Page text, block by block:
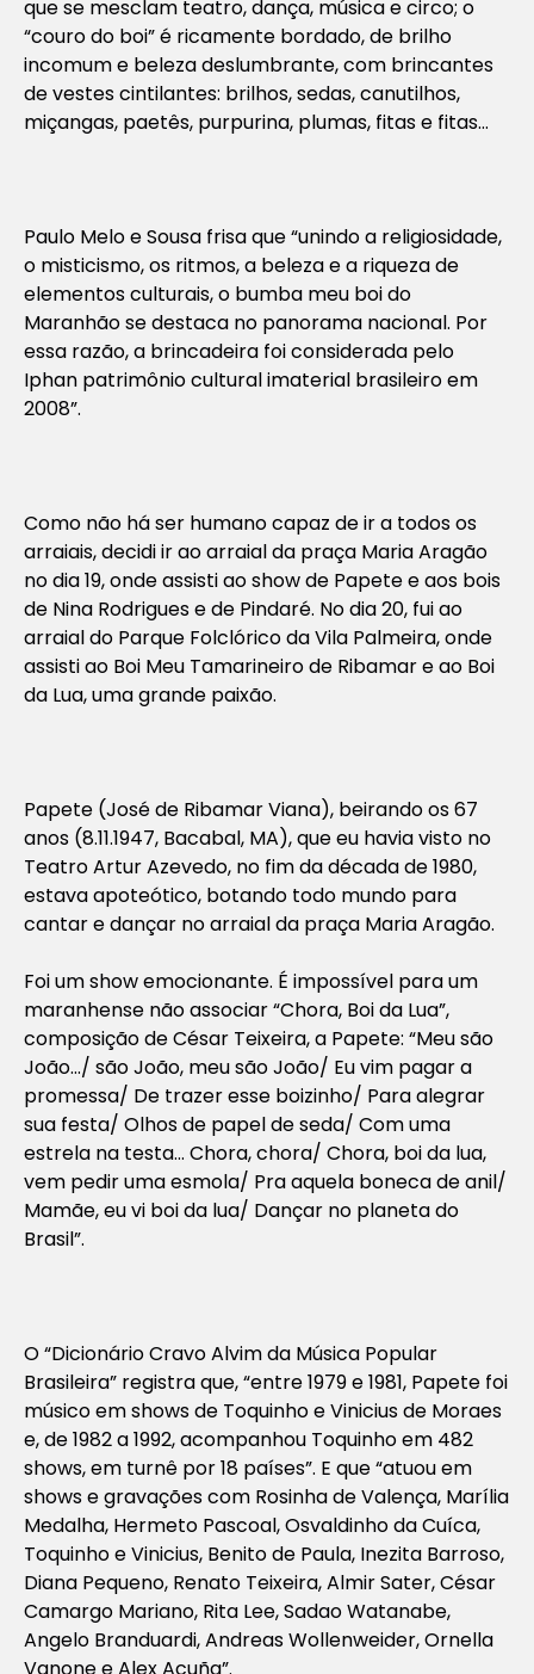
que se mesclam teatro, dança, música e circo; o
“couro do boi” é ricamente bordado, de brilho
incomum e beleza deslumbrante, com brincantes
de vestes cintilantes: brilhos, sedas, canutilhos,
miçangas, paetês, purpurina, plumas, fitas e fitas…
Paulo Melo e Sousa frisa que “unindo a religiosidade,
o misticismo, os ritmos, a beleza e a riqueza de
elementos culturais, o bumba meu boi do
Maranhão se destaca no panorama nacional. Por
essa razão, a brincadeira foi considerada pelo
Iphan patrimônio cultural imaterial brasileiro em
2008”.
Como não há ser humano capaz de ir a todos os
arraiais, decidi ir ao arraial da praça Maria Aragão
no dia 19, onde assisti ao show de Papete e aos bois
de Nina Rodrigues e de Pindaré. No dia 20, fui ao
arraial do Parque Folclórico da Vila Palmeira, onde
assisti ao Boi Meu Tamarineiro de Ribamar e ao Boi
da Lua, uma grande paixão.
Papete (José de Ribamar Viana), beirando os 67
anos (8.11.1947, Bacabal, MA), que eu havia visto no
Teatro Artur Azevedo, no fim da década de 1980,
estava apoteótico, botando todo mundo para
cantar e dançar no arraial da praça Maria Aragão.
Foi um show emocionante. É impossível para um
maranhense não associar “Chora, Boi da Lua”,
composição de César Teixeira, a Papete: “Meu são
João…/ são João, meu são João/ Eu vim pagar a
promessa/ De trazer esse boizinho/ Para alegrar
sua festa/ Olhos de papel de seda/ Com uma
estrela na testa… Chora, chora/ Chora, boi da lua,
vem pedir uma esmola/ Pra aquela boneca de anil/
Mamãe, eu vi boi da lua/ Dançar no planeta do
Brasil”.
O “Dicionário Cravo Alvim da Música Popular
Brasileira” registra que, “entre 1979 e 1981, Papete foi
músico em shows de Toquinho e Vinicius de Moraes
e, de 1982 a 1992, acompanhou Toquinho em 482
shows, em turnê por 18 países”. E que “atuou em
shows e gravações com Rosinha de Valença, Marília
Medalha, Hermeto Pascoal, Osvaldinho da Cuíca,
Toquinho e Vinicius, Benito de Paula, Inezita Barroso,
Diana Pequeno, Renato Teixeira, Almir Sater, César
Camargo Mariano, Rita Lee, Sadao Watanabe,
Angelo Branduardi, Andreas Wollenweider, Ornella
Vanone e Alex Acuña”.